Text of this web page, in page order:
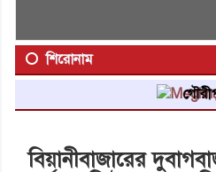
শিরোনাম
বিয়ানীবাজারের